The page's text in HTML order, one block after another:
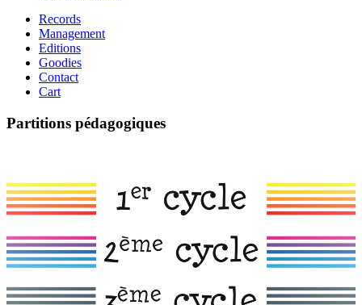
Records
Management
Editions
Goodies
Contact
Cart
Partitions pédagogiques